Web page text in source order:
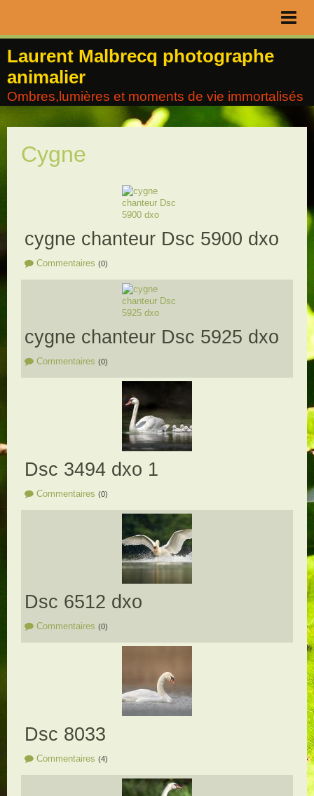
Page d'accueil
Livre d'or
Contact
Album
Agenda
Laurent Malbrecq photographe
animalier
Ombres,lumières et moments de vie immortalisés
Cygne
cygne chanteur Dsc 5900 dxo
Commentaires (0)
cygne chanteur Dsc 5925 dxo
Commentaires (0)
Dsc 3494 dxo 1
Commentaires (0)
Dsc 6512 dxo
Commentaires (0)
Dsc 8033
Commentaires (4)